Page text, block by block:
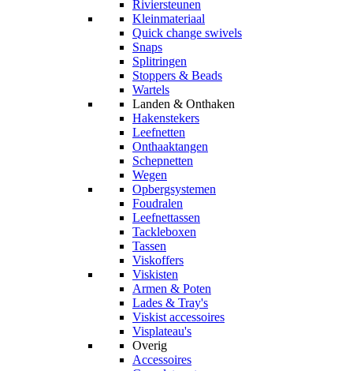
Riviersteunen
Kleinmateriaal
Quick change swivels
Snaps
Splitringen
Stoppers & Beads
Wartels
Landen & Onthaken
Hakenstekers
Leefnetten
Onthaaktangen
Schepnetten
Wegen
Opbergsystemen
Foudralen
Leefnettassen
Tackleboxen
Tassen
Viskoffers
Viskisten
Armen & Poten
Lades & Tray's
Viskist accessoires
Visplateau's
Overig
Accessoires